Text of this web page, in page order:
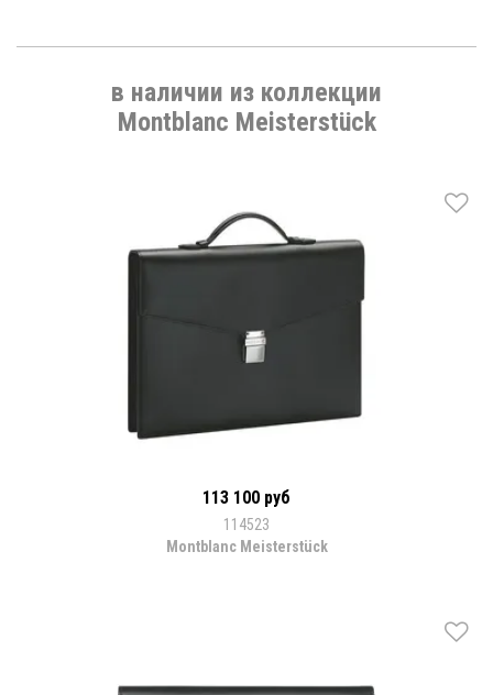
в наличии из коллекции
Montblanc Meisterstück
113 100 руб
114523
Montblanc Meisterstück